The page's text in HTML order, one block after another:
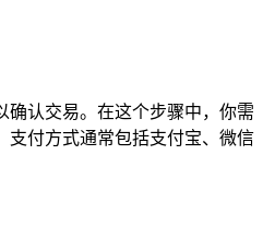
确认交易。在这个步骤中，你需
支付方式通常包括支付宝、微信